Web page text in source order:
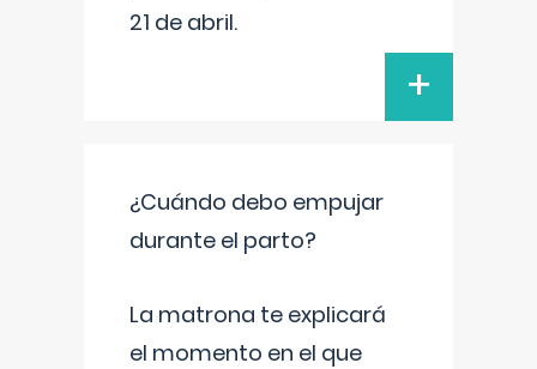
21 de abril.
+
¿Cuándo debo empujar
durante el parto?
La matrona te explicará
el momento en el que